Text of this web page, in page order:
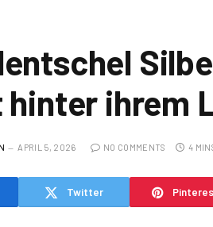
ihrem
APRIL 5, 2026 NO COMMENTS 4
Twitter